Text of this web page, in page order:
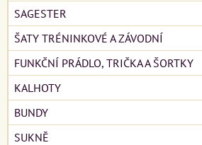
SAGESTER
ŠATY TRÉNINKOVÉ A ZÁVODNÍ
FUNKČNÍ PRÁDLO, TRIČKA A ŠORTKY
KALHOTY
BUNDY
SUKNĚ